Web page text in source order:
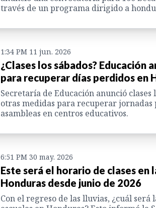
través de un programa dirigido a
1:34 PM 11 jun. 2026
¿Clases los sábados? Educación
para recuperar días perdidos en
Secretaría de Educación anunció clases
otras medidas para recuperar jornadas
asambleas en centros educativos.
6:51 PM 30 may. 2026
Este será el horario de clases en
Honduras desde junio de 2026
Con el regreso de las lluvias, ¿cuál será